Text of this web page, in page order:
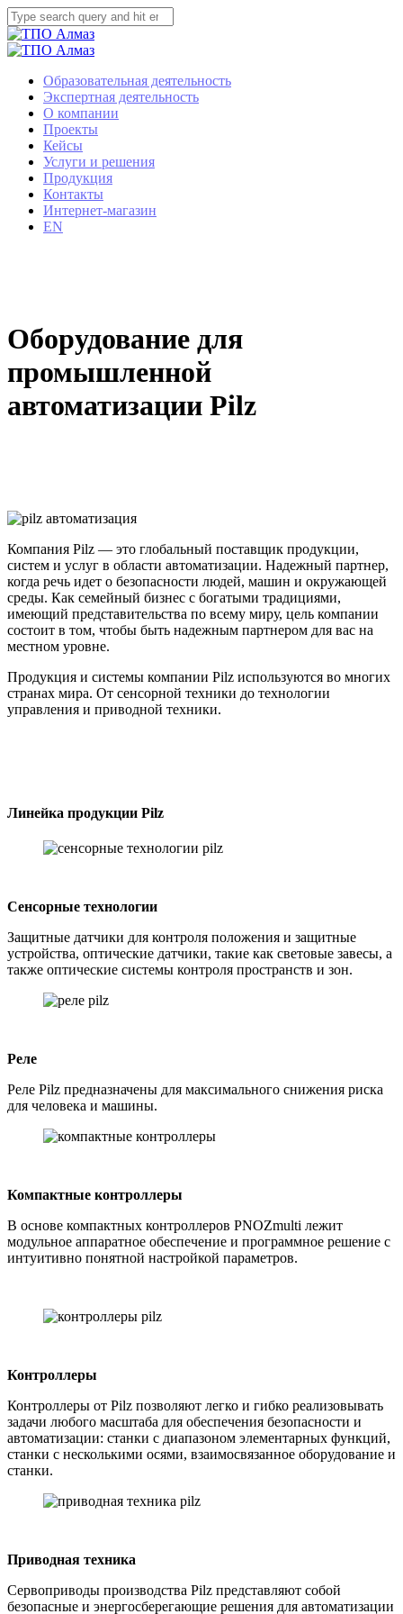
Образовательная деятельность
Экспертная деятельность
О компании
Проекты
Кейсы
Услуги и решения
Продукция
Контакты
Интернет-магазин
EN
Оборудование для
промышленной
автоматизации Pilz
Компания Pilz — это глобальный поставщик продукции,
систем и услуг в области автоматизации. Надежный партнер,
когда речь идет о безопасности людей, машин и окружающей
среды. Как семейный бизнес с богатыми традициями,
имеющий представительства по всему миру, цель компании
состоит в том, чтобы быть надежным партнером для вас на
местном уровне.
Продукция и системы компании Pilz используются во многих
странах мира. От сенсорной техники до технологии
управления и приводной техники.
Линейка продукции Pilz
Сенсорные технологии
Защитные датчики для контроля положения и защитные
устройства, оптические датчики, такие как световые завесы, а
также оптические системы контроля пространств и зон.
Реле
Реле Pilz предназначены для максимального снижения риска
для человека и машины.
Компактные контроллеры
В основе компактных контроллеров PNOZmulti лежит
модульное аппаратное обеспечение и программное решение с
интуитивно понятной настройкой параметров.
Контроллеры
Контроллеры от Pilz позволяют легко и гибко реализовывать
задачи любого масштаба для обеспечения безопасности и
автоматизации: станки с диапазоном элементарных функций,
станки с несколькими осями, взаимосвязанное оборудование и
станки.
Приводная техника
Сервоприводы производства Pilz представляют собой
безопасные и энергосберегающие решения для автоматизации